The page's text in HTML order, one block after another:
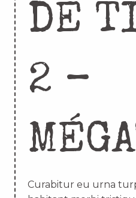
DE
2 –
Curabitur eu urna